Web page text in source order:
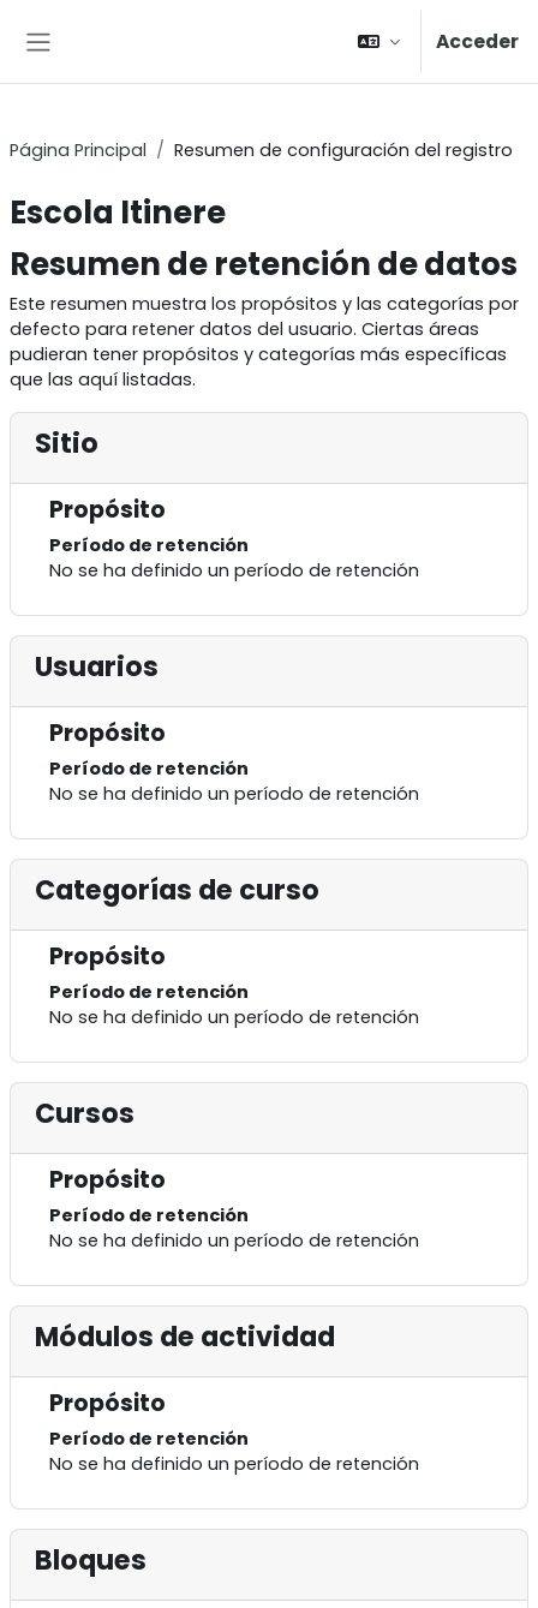
Acceder
Página Principal Resumen de configuración del registro
Escola Itinere
Resumen de retención de datos
Este resumen muestra los propósitos y las categorías por
defecto para retener datos del usuario. Ciertas áreas
pudieran tener propósitos y categorías más específicas
que las aquí listadas.
Sitio
Propósito
Período de retención
No se ha definido un período de retención
Usuarios
Propósito
Período de retención
No se ha definido un período de retención
Categorías de curso
Propósito
Período de retención
No se ha definido un período de retención
Cursos
Propósito
Período de retención
No se ha definido un período de retención
Módulos de actividad
Propósito
Período de retención
No se ha definido un período de retención
Bloques